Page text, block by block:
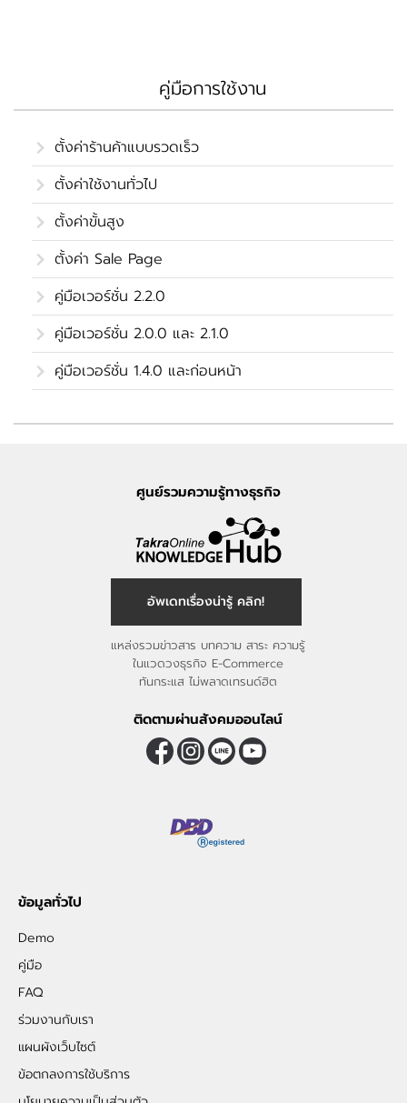
คู่มือการใช้งาน
ตั้งค่าร้านค้าแบบรวดเร็ว
ตั้งค่าใช้งานทั่วไป
ตั้งค่าขั้นสูง
ตั้งค่า Sale Page
คู่มือเวอร์ชั่น 2.2.0
คู่มือเวอร์ชั่น 2.0.0 และ 2.1.0
คู่มือเวอร์ชั่น 1.4.0 และก่อนหน้า
ศูนย์รวมความรู้ทางธุรกิจ
อัพเดทเรื่องน่ารู้ คลิก!
แหล่งรวมข่าวสาร บทความ สาระ ความรู้
ในแวดวงธุรกิจ E-Commerce
ทันกระแส ไม่พลาดเทรนด์ฮิต
ติดตามผ่านสังคมออนไลน์
ข้อมูลทั่วไป
Demo
คู่มือ
FAQ
ร่วมงานกับเรา
แผนผังเว็บไซต์
ข้อตกลงการใช้บริการ